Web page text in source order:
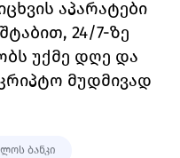
აპარატები
24/7-ზე
უქმე დღე და
მუდმივად
ბანკი